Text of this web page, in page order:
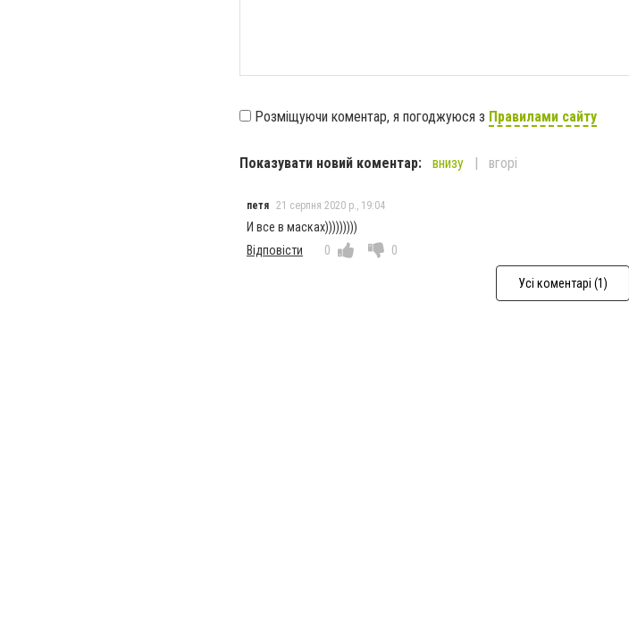
Розміщуючи коментар, я погоджуюся з Правилами сайту
Показувати новий коментар: внизу вгорі
петя 21 серпня 2020 р., 19:04
И все в масках)))))))))
Відповісти
0 0
Усі коментарі (1)